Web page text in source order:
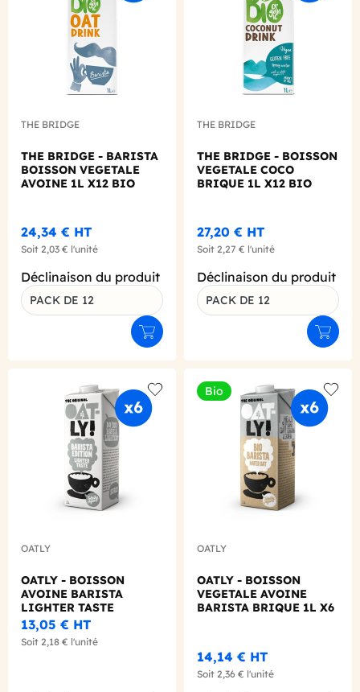
THE BRIDGE
THE BRIDGE - BARISTA
BOISSON VEGETALE
AVOINE 1L X12 BIO
24,34 € HT
Soit 2,03 € l'unité
Déclinaison du produit
PACK DE 12
Ajouter au panier
THE BRIDGE
THE BRIDGE - BOISSON
VEGETALE COCO
BRIQUE 1L X12 BIO
27,20 € HT
Soit 2,27 € l'unité
Déclinaison du produit
PACK DE 12
Add to wishlist
OATLY
OATLY - BOISSON
AVOINE BARISTA
LIGHTER TASTE
BRIQUE 1L X6
13,05 € HT
Soit 2,18 € l'unité
Bio
Add
OATLY
OATLY - BOISSON
VEGETALE AVOINE
BARISTA BRIQUE 1L X6
14,14 € HT
Soit 2,36 € l'unité